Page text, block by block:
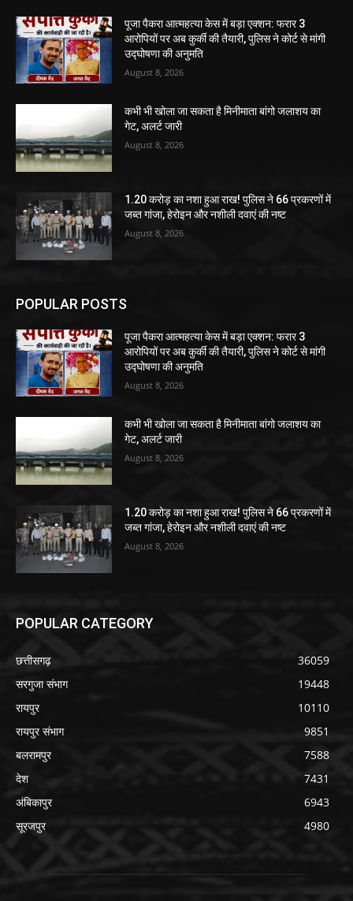
पूजा पैकरा आत्महत्या केस में बड़ा एक्शन: फरार 3
आरोपियों पर अब कुर्की की तैयारी, पुलिस ने कोर्ट से मांगी
उद्घोषणा की अनुमति
August 8, 2026
कभी भी खोला जा सकता है मिनीमाता बांगो जलाशय का
गेट, अलर्ट जारी
August 8, 2026
1.20 करोड़ का नशा हुआ राख! पुलिस ने 66 प्रकरणों में
जब्त गांजा, हेरोइन और नशीली दवाएं की नष्ट
August 8, 2026
POPULAR POSTS
पूजा पैकरा आत्महत्या केस में बड़ा एक्शन: फरार 3
आरोपियों पर अब कुर्की की तैयारी, पुलिस ने कोर्ट से मांगी
उद्घोषणा की अनुमति
August 8, 2026
कभी भी खोला जा सकता है मिनीमाता बांगो जलाशय का
गेट, अलर्ट जारी
August 8, 2026
1.20 करोड़ का नशा हुआ राख! पुलिस ने 66 प्रकरणों में
जब्त गांजा, हेरोइन और नशीली दवाएं की नष्ट
August 8, 2026
POPULAR CATEGORY
छत्तीसगढ़
36059
सरगुजा संभाग
19448
रायपुर
10110
रायपुर संभाग
9851
बलरामपुर
7588
देश
7431
अंबिकापुर
6943
सूरजपुर
4980